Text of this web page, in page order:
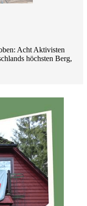
Acht Aktivisten
höchsten Berg,